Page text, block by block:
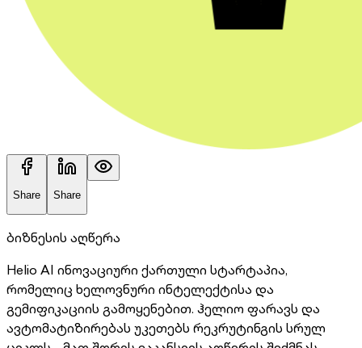
Share Share
ბიზნესის აღწერა
Helio AI ინოვაციური ქართული სტარტაპია,
რომელიც ხელოვნური ინტელექტისა და
გემიფიკაციის გამოყენებით. ჰელიო ფარავს და
ავტომატიზირებას უკეთებს რეკრუტინგის სრულ